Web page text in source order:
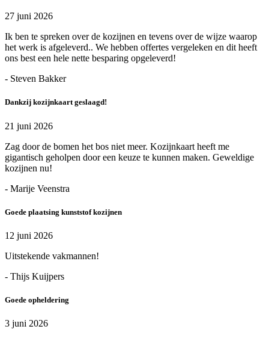
27 juni 2026
Ik ben te spreken over de kozijnen en tevens over de wijze waarop
het werk is afgeleverd.. We hebben offertes vergeleken en dit heeft
ons best een hele nette besparing opgeleverd!
- Steven Bakker
Dankzij kozijnkaart geslaagd!
21 juni 2026
Zag door de bomen het bos niet meer. Kozijnkaart heeft me
gigantisch geholpen door een keuze te kunnen maken. Geweldige
kozijnen nu!
- Marije Veenstra
Goede plaatsing kunststof kozijnen
12 juni 2026
Uitstekende vakmannen!
- Thijs Kuijpers
Goede opheldering
3 juni 2026